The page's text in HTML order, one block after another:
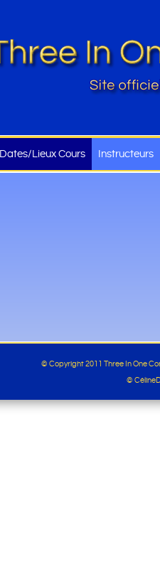
Dates/Lieux Cours Instructeurs
© Copyright 2011 Three In One
©